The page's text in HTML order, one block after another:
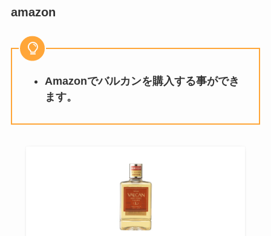
amazon
Amazonでバルカンを購入する事ができ
ます。